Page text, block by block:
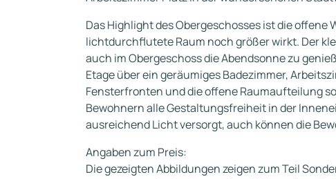
Das Highlight des Obergeschosses ist die
lichtdurchflutete Raum noch größer wirkt. Der
auch im Obergeschoss die Abendsonne zu
Etage über ein geräumiges Badezimmer,
Fensterfronten und die offene Raumaufteilung
Bewohnern alle Gestaltungsfreiheit in der
ausreichend Licht versorgt, auch können die
Angaben zum Preis:
Die gezeigten Abbildungen zeigen zum Teil